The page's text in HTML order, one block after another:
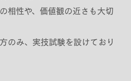
相性や、価値観の近さも大切
のみ、実技試験を設けており